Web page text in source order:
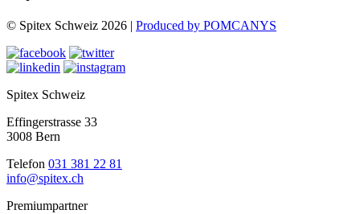
© Spitex Schweiz 2026 | Produced by POMCANYS
Spitex Schweiz
Effingerstrasse 33
3008 Bern
Telefon 031 381 22 81
info@spitex.ch
Premiumpartner